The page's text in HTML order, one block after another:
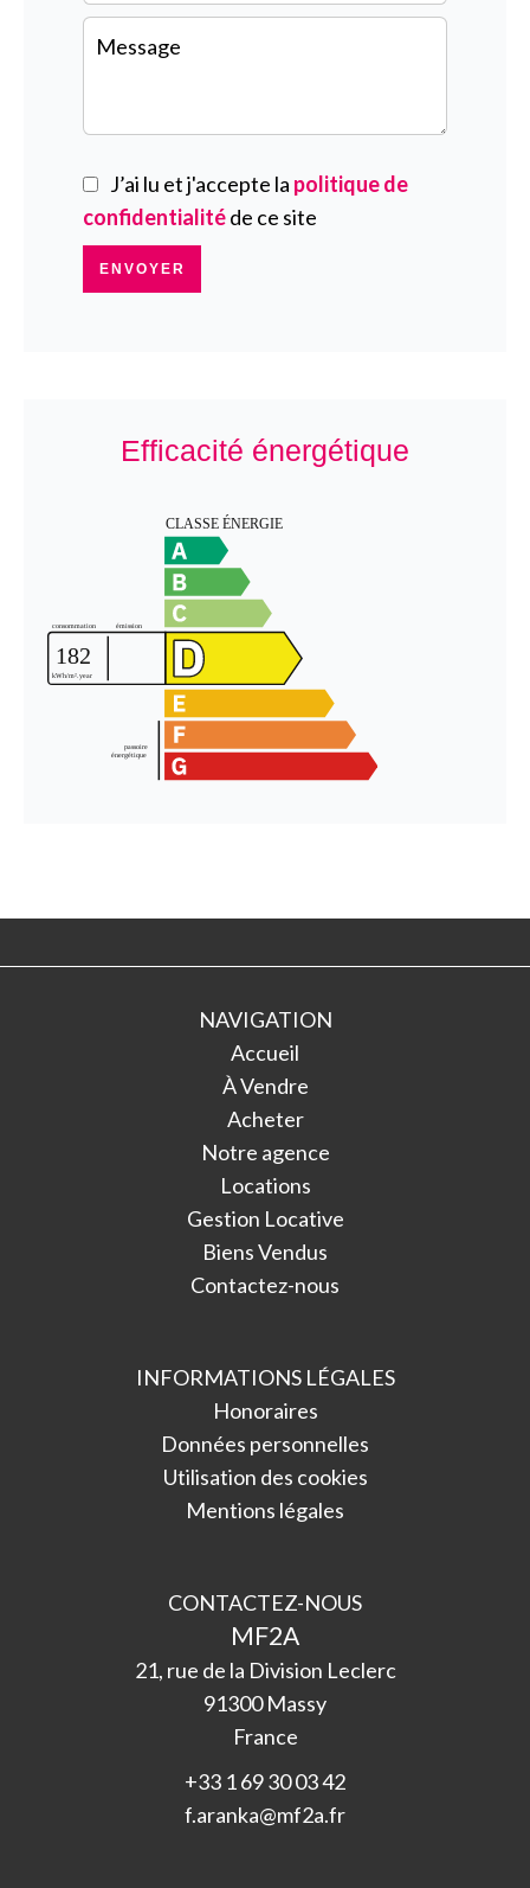
J’ai lu et j'accepte la politique de
confidentialitéde ce site
ENVOYER
Efficacité énergétique
NAVIGATION
Accueil
À Vendre
Acheter
Notre agence
Locations
Gestion Locative
Biens Vendus
Contactez-nous
INFORMATIONS LÉGALES
Honoraires
Données personnelles
Utilisation des cookies
Mentions légales
CONTACTEZ-NOUS
MF2A
21, rue de la Division Leclerc
91300Massy
France
+33 1 69 30 03 42
f.aranka@mf2a.fr